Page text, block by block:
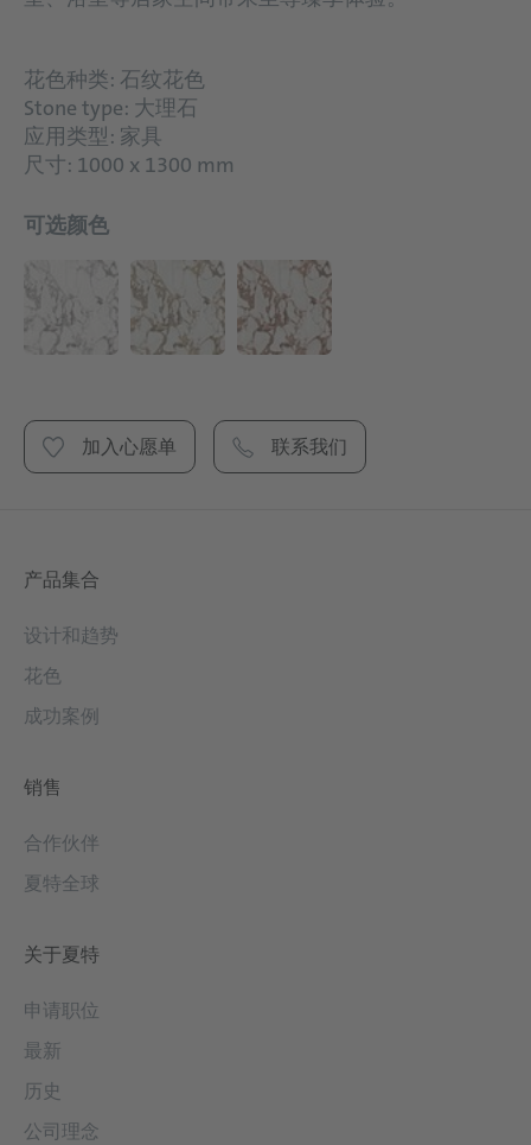
花色种类: 石纹花色
Stone type: 大理石
应用类型: 家具
尺寸: 1000 x 1300 mm
可选颜色
加入心愿单 联系我们
产品集合
设计和趋势
花色
成功案例
销售
合作伙伴
夏特全球
关于夏特
申请职位
最新
历史
公司理念